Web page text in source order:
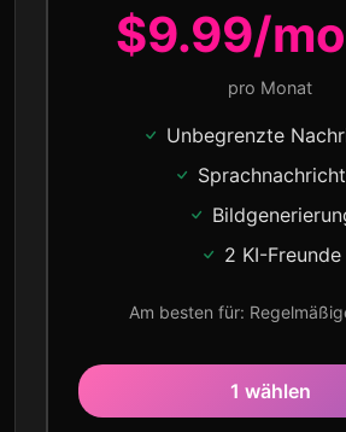
$9.99/
pro Monat
Unbegrenzte
2 KI-Freunde
Am besten für:
1 wählen